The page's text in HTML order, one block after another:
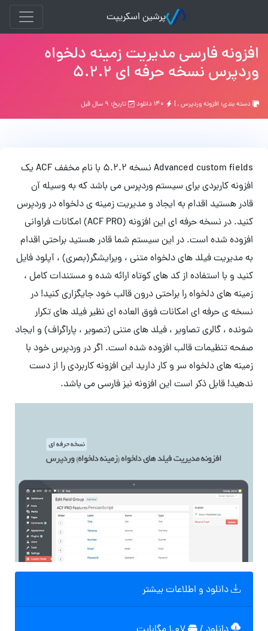
پرشین اسکریپت
افزونه فارسی مدیریت زمینه دلخواه
وردپرس نسخه حرفه ای ۵.۲.۲
دسته بندی: افزونه وردپرس, | تاریخ: ۹ سال قبل
Advanced custom fields نسخه 5.2.2 با نام مخفف ACF یک
افزونه کاربردی برای سیستم وردپرس می باشد که به وسیله آن
قادر هستید اقدام به ایجاد و مدیریت زمینه ی دلخواه در وردپرس
کنید. در نسخه حرفه ای این افزونه (ACF PRO) امکانات فراوانی
افزوده شده است. در این سیستم شما قادر هستید براحتی اقدام
به مدیریت فیلد های دلخواه متنی ، ویرایشگر(بصری) ، آپلود فایل
کنید و با استفاده از کد های کوتاه ارائه شده و مستندات کامل ،
زمینه های دلخواه را براحتی درون قالب خود جایگزاری کنید! در
نسخه ی حرفه ای امکانات فوق العاده ای نظیر فیلد های تکرار
شونده ، گالری تصاویر ، فیلد های متنی (تصویر ، پاراگراف) و ایجاد
صفحه تنظیمات قالب افزوده شده است. اگر در وردپرس خود با
زمینه های دلخواه سر و کار دارید این افزونه کاربردی را از دست
ندهید! قابل ذکر است این افزونه نیز فارسی می باشد.
دانلود و اطلاعات بیشتر